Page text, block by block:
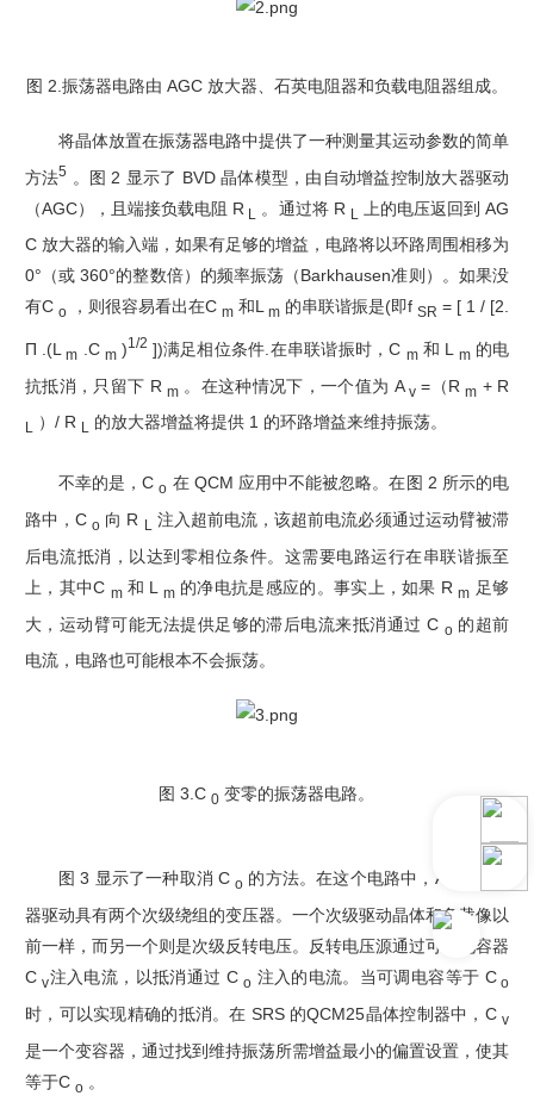
图 2.振荡器电路由 AGC 放大器、石英电阻器和负载电阻器组成。
将晶体放置在振荡器电路中提供了一种测量其运动参数的简单
方法5
。图 2 显示了 BVD 晶体模型，由自动增益控制放大器驱动
（AGC），且端接负载电阻 R L 。通过将 R L
上的电压返回到 AG
C 放大器的输入端，如果有足够的增益，电路将以环路周围相移为
0°（或 360°的整数倍）的频率振荡（Barkhausen准则）。如果没
有C o ，则很容易看出在C m 和Lm 的串联谐振是(即f SR = [ 1 / [2.
Π .(Lm .C m )1/2 ])满足相位条件.在串联谐振时，C m 和 L m 的电
抗抵消，只留下 R m 。在这种情况下，一个值为 Av =（Rm + R
）/ R 的放大器增益将提供 1 的环路增益来维持振荡。
不幸的是，Co 在 QCM 应用中不能被忽略。在图 2 所示的电
路中，Co 向 R L
注入超前电流，该超前电流必须通过运动臂被滞
后电流抵消，以达到零相位条件。这需要电路运行在串联谐振至
上，其中C m 和 L m 的净电抗是感应的。事实上，如果 Rm 足够
大，运动臂可能无法提供足够的滞后电流来抵消通过 C o 的超前
电流，电路也可能根本不会振荡。
图 3.C0 变零的振荡器电路。
图 3 显示了一种取消 Co 的方法。在这个电路中，AGC 放大
器驱动具有两个次级绕组的变压器。 一个次级驱动晶体和负载像以
前一样，而另一个则是次级反转电压。反转电压源通过可调电容器
Cv注入电流，以抵消通过 Co 注入的电流。当可调电容等于 Co
时，可以实现精确的抵消。在 SRS 的QCM25晶体控制器中，Cv
是一个变容器，通过找到维持振荡所需增益最小的偏置设置，使其
等于C o 。